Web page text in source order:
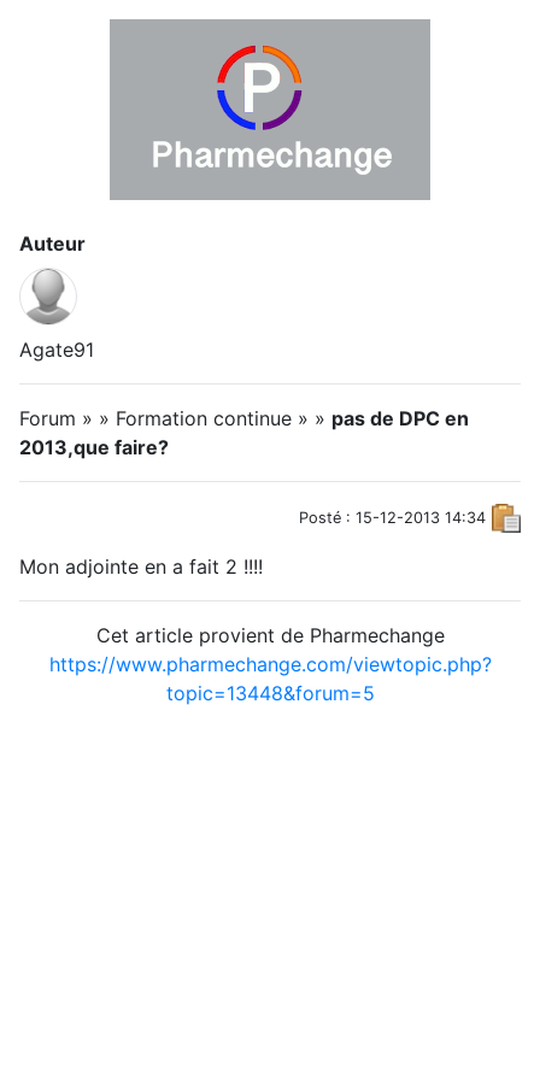
Auteur
Agate91
Forum » » Formation continue » » pas de DPC en
2013,que faire?
Posté : 15-12-2013 14:34
Mon adjointe en a fait 2 !!!!
Cet article provient de Pharmechange
https://www.pharmechange.com/viewtopic.php?
topic=13448&forum=5